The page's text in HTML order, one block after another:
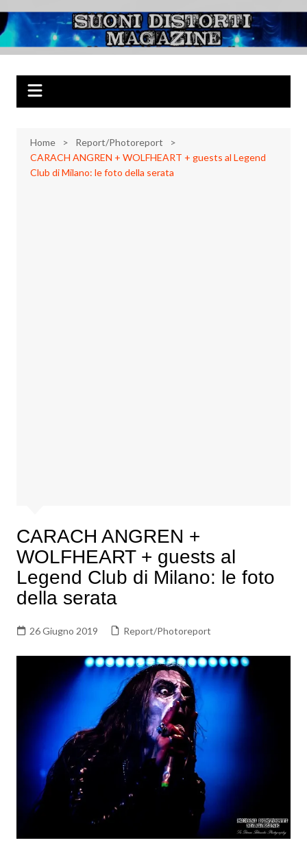
al
contenuto
Suoni Distorti
Magazine
Musica Rock, Metal, Punk e varie sonorità alternative
Home
Report/Photoreport
CARACH ANGREN + WOLFHEART + guests al Legend
Club di Milano: le foto della serata
CARACH ANGREN +
WOLFHEART + guests al
Legend Club di Milano: le foto
della serata
26 Giugno 2019 Report/Photoreport